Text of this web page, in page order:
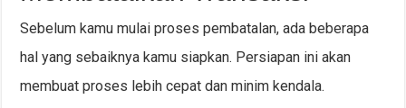
Sebelum kamu mulai proses pembatalan, ada beberapa
hal yang sebaiknya kamu siapkan. Persiapan ini akan
membuat proses lebih cepat dan minim kendala.